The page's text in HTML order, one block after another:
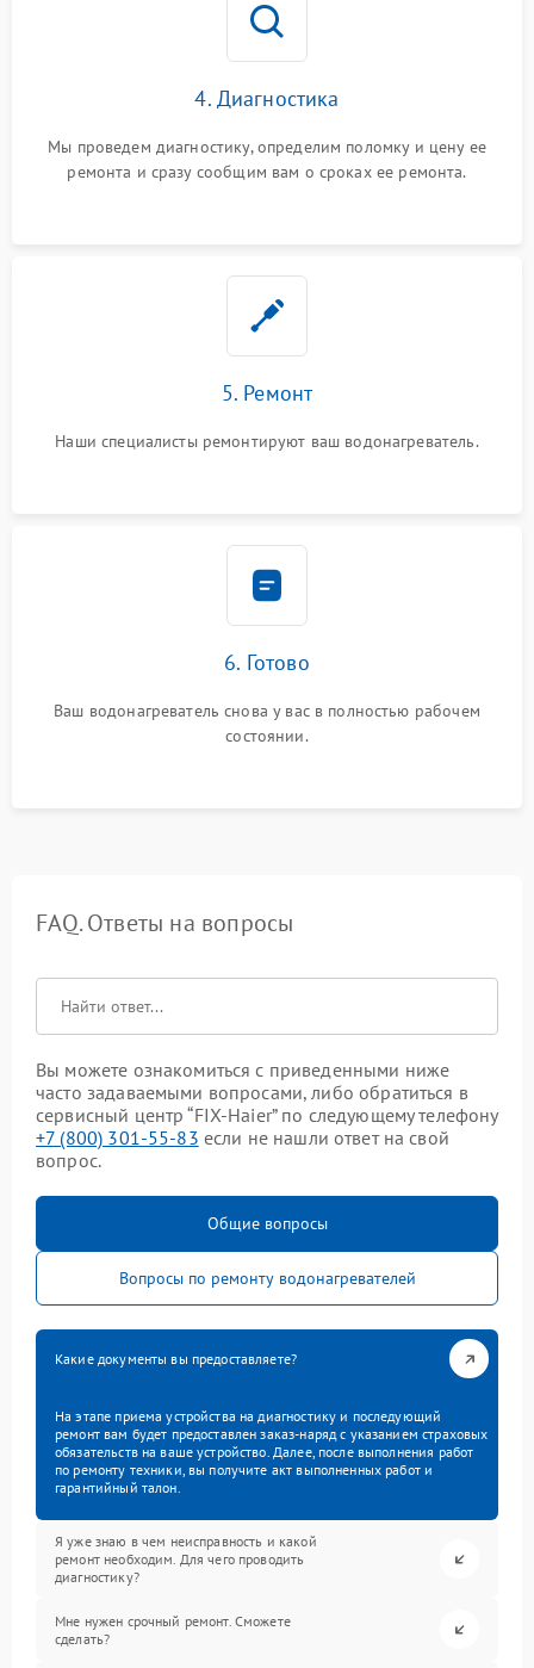
4. Диагностика
Мы проведем диагностику, определим поломку и цену ее
ремонта и сразу сообщим вам о сроках ее ремонта.
5. Ремонт
Наши специалисты ремонтируют ваш водонагреватель.
6. Готово
Ваш водонагреватель снова у вас в полностью рабочем
состоянии.
FAQ. Ответы на вопросы
Вы можете ознакомиться с приведенными ниже
часто задаваемыми вопросами, либо обратиться в
сервисный центр “FIX-Haier” по следующему телефону
+7 (800) 301-55-83 если не нашли ответ на свой
вопрос.
Общие вопросы
Вопросы по ремонту водонагревателей
Какие документы вы предоставляете?
На этапе приема устройства на диагностику и последующий
ремонт вам будет предоставлен заказ-наряд с указанием страховых
обязательств на ваше устройство. Далее, после выполнения работ
по ремонту техники, вы получите акт выполненных работ и
гарантийный талон.
Я уже знаю в чем неисправность и какой
ремонт необходим. Для чего проводить
диагностику?
Мне нужен срочный ремонт. Сможете
сделать?